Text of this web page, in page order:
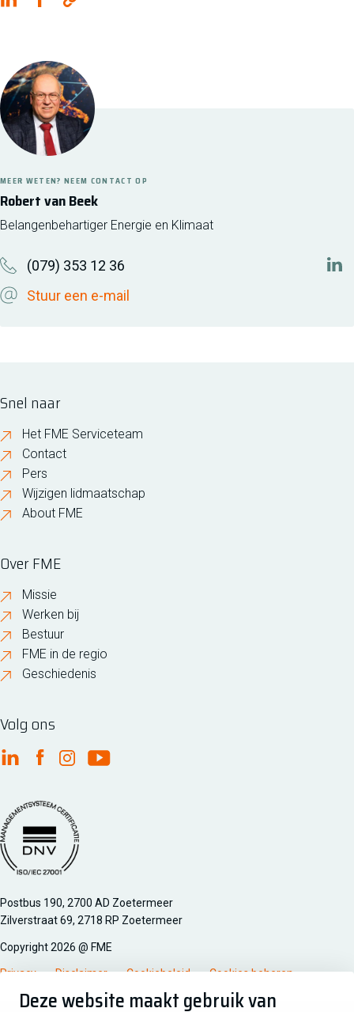
Deze website maakt gebruik van
Robert van Beek
MEER WETEN? NEEM CONTACT OP
Belangenbehartiger Energie en Klimaat
(079) 353 12 36
Stuur een e-mail
Snel naar
Het FME Serviceteam
Contact
Pers
Wijzigen lidmaatschap
About FME
Over FME
Missie
Werken bij
Bestuur
FME in de regio
Geschiedenis
Volg ons
FME Linkedin
FME Facebook
FME Instagram
FME Youtube
Managementsyteem certificatie DNV iso/iec 27001
Postbus 190, 2700 AD Zoetermeer
Zilverstraat 69, 2718 RP Zoetermeer
Copyright 2026 @ FME
Privacy Disclaimer Cookiebeleid Cookies beheren